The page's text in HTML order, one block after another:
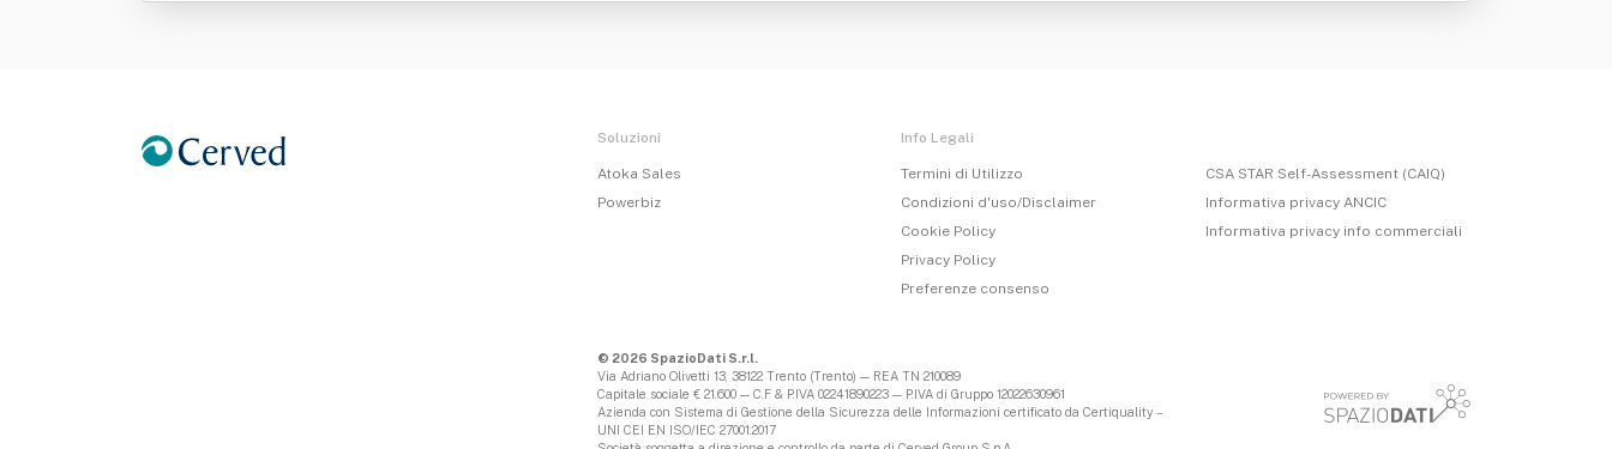
Soluzioni
Atoka Sales
Powerbiz
Info Legali
Termini di Utilizzo
Condizioni d'uso/Disclaimer
Cookie Policy
Privacy Policy
Preferenze consenso
CSA STAR Self-Assessment (CAIQ)
Informativa privacy ANCIC
Informativa privacy info commerciali
© 2026 SpazioDati S.r.l.
Via Adriano Olivetti 13, 38122 Trento (Trento) — REA TN 210089
Capitale sociale € 21.600 — C.F & P.IVA 02241890223 — P.IVA di Gruppo 12022630961
Azienda con Sistema di Gestione della Sicurezza delle Informazioni certificato da Certiquality –
UNI CEI EN ISO/IEC 27001:2017